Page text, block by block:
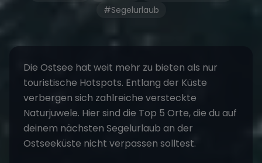
#Segelurlaub
Die Ostsee hat weit mehr zu bieten als nur
touristische Hotspots. Entlang der Küste
verbergen sich zahlreiche versteckte
Naturjuwele. Hier sind die Top 5 Orte, die du auf
deinem nächsten Segelurlaub an der
Ostseeküste nicht verpassen solltest.